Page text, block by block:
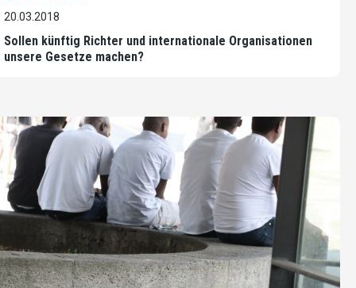
20.03.2018
Sollen künftig Richter und internationale Organisationen
unsere Gesetze machen?